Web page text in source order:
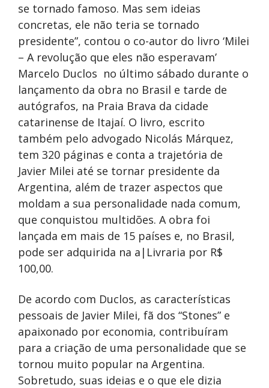
se tornado famoso. Mas sem ideias
concretas, ele não teria se tornado
presidente”, contou o co-autor do livro ‘Milei
– A revolução que eles não esperavam’
Marcelo Duclos no último sábado durante o
lançamento da obra no Brasil e tarde de
autógrafos, na Praia Brava da cidade
catarinense de Itajaí. O livro, escrito
também pelo advogado Nicolás Márquez,
tem 320 páginas e conta a trajetória de
Javier Milei até se tornar presidente da
Argentina, além de trazer aspectos que
moldam a sua personalidade nada comum,
que conquistou multidões. A obra foi
lançada em mais de 15 países e, no Brasil,
pode ser adquirida na a|Livraria por R$
100,00.
De acordo com Duclos, as características
pessoais de Javier Milei, fã dos “Stones” e
apaixonado por economia, contribuíram
para a criação de uma personalidade que se
tornou muito popular na Argentina.
Sobretudo, suas ideias e o que ele dizia